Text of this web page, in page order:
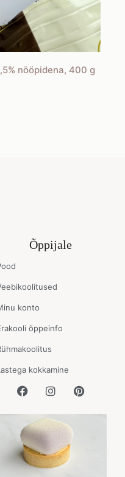
nööpidena, 400 g
Õppijale
konto
õppeinfo
kokkamine